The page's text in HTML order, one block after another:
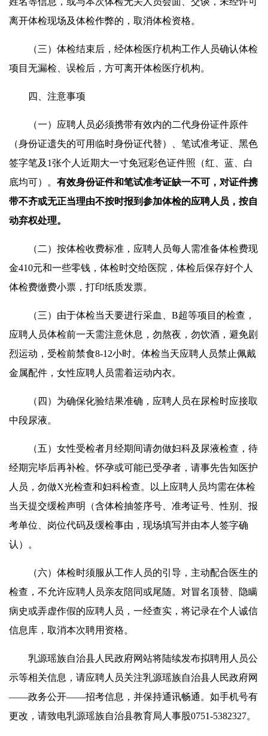
离开体检现场及体检作弊的，取消体检资格。
（三）体检结束后，经体检医疗机构工作人员确认体检
项目无漏检、误检后，方可离开体检医疗机构。
四、注意事项
（一）应聘人员必须携带有效内的二代身份证件原件
（身份证遗失的可用临时身份证代替）、笔试准考证、黑色
签字笔及1张个人近期大一寸免冠彩色证件照（红、蓝、白
底均可）。 有效身份证件和笔试准考证缺一不可，对证件携
带不齐或无正当理由不按时报到参加体检的应聘人员，按自
动弃权处理。
（二）按体检收费标准，应聘人员每人需准备体检费现
金410元和一些零钱，体检时交给医院，体检后保存好个人
体检费缴费小票，打印纸质发票。
（三）由于体检当天要进行采血、B超等项目的检查，
应聘人员体检前一天需注意休息，勿熬夜，勿饮酒，避免剧
烈运动，受检前禁食8-12小时。体检当天应聘人员禁止佩戴
金属配件，女性应聘人员需着运动内衣。
（四）为确保化验结果准确，应聘人员在尿检时应接取
中段尿液。
（五）女性受检者月经期间请勿做妇科及尿液检查，待
经期完毕后再补检。怀孕或可能已受孕者，请事先告知医护
人员，勿做X光检查和妇科检查。以上应聘人员均需在体检
当天提交缓检声明（含体检抽签序号、准考证号、性别、报
考单位、岗位代码及缓检事由，现场填写并由本人签字确
认）。
（六）体检时须服从工作人员的引导，主动配合医生的
检查，不允许应聘人员亲友陪同或尾随。对冒名顶替、隐瞒
病史或弄虚作假的应聘人员，一经查实，将记录在个人诚信
信息库，取消本次聘用资格。
乳源瑶族自治县人民政府网站将陆续发布拟聘用人员公
示等相关信息，请应聘人员关注乳源瑶族自治县人民政府网
——政务公开——招考信息，并保持通讯畅通。如手机号有
更改，请致电乳源瑶族自治县教育局人事股0751-5382327。